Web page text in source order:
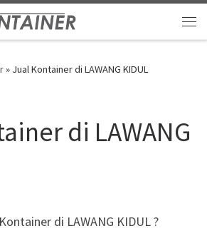
» Jual Kontainer di LAWANG KIDUL
di LAWANG
di LAWANG KIDUL ?